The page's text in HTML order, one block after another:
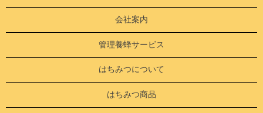
会社案内
管理養蜂サービス
はちみつについて
はちみつ商品